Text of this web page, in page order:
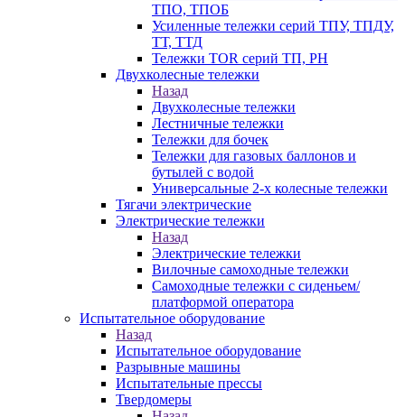
ТПО, ТПОБ
Усиленные тележки серий ТПУ, ТПДУ,
ТТ, ТТД
Тележки TOR серий ТП, PH
Двухколесные тележки
Назад
Двухколесные тележки
Лестничные тележки
Тележки для бочек
Тележки для газовых баллонов и
бутылей с водой
Универсальные 2-х колесные тележки
Тягачи электрические
Электрические тележки
Назад
Электрические тележки
Вилочные самоходные тележки
Самоходные тележки с сиденьем/
платформой оператора
Испытательное оборудование
Назад
Испытательное оборудование
Разрывные машины
Испытательные прессы
Твердомеры